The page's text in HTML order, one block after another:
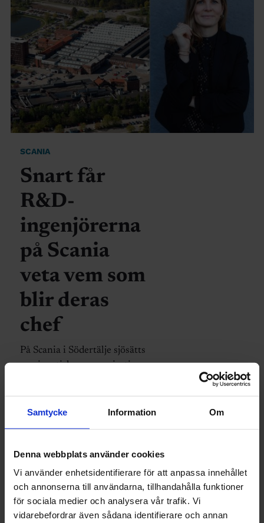
Samtycke Information Om
Denna webbplats använder cookies
Vi använder enhetsidentifierare för att anpassa innehållet
och annonserna till användarna, tillhandahålla funktioner
för sociala medier och analysera vår trafik. Vi
vidarebefordrar även sådana identifierare och annan
SCANIA
Snart får
R&D-
ingenjörerna
på Scania
veta vem som
blir deras
chef
På Scania i Södertälje sjösätts
en gigantisk omorganisation
anställda inom forskning och
utveckling går över till ett
Lorentzon,
Akademikerföreningens
ordförande, hur det här
påverkar ingenjörerna.